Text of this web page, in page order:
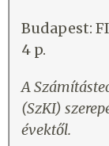
Budapest:
4 p.
A
(SzKI)
évektől.